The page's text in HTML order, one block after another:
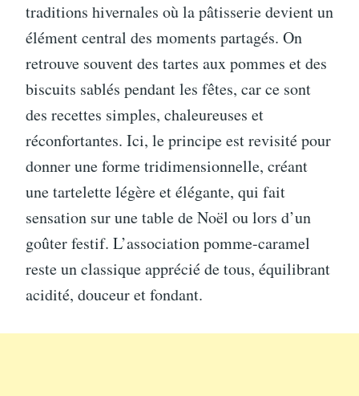
traditions hivernales où la pâtisserie devient un
élément central des moments partagés. On
retrouve souvent des tartes aux pommes et des
biscuits sablés pendant les fêtes, car ce sont
des recettes simples, chaleureuses et
réconfortantes. Ici, le principe est revisité pour
donner une forme tridimensionnelle, créant
une tartelette légère et élégante, qui fait
sensation sur une table de Noël ou lors d’un
goûter festif. L’association pomme-caramel
reste un classique apprécié de tous, équilibrant
acidité, douceur et fondant.